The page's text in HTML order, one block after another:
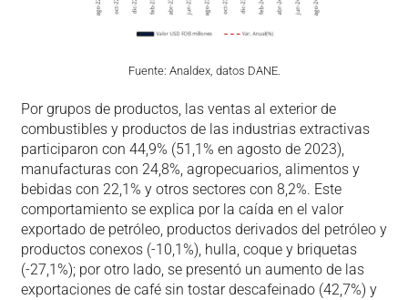
Fuente: Analdex, datos DANE.
Por grupos de productos, las ventas al exterior de
combustibles y productos de las industrias extractivas
participaron con 44,9% (51,1% en agosto de 2023),
manufacturas con 24,8%, agropecuarios, alimentos y
bebidas con 22,1% y otros sectores con 8,2%. Este
comportamiento se explica por la caída en el valor
exportado de petróleo, productos derivados del petróleo y
productos conexos (-10,1%), hulla, coque y briquetas
(-27,1%); por otro lado, se presentó un aumento de las
exportaciones de café sin tostar descafeinado (42,7%) y